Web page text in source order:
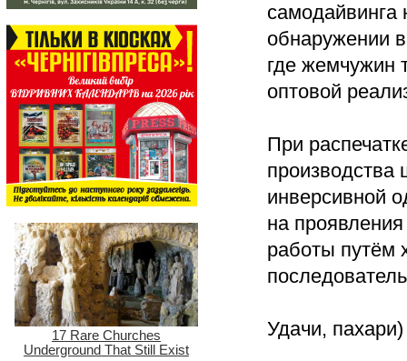
самодайвинга
обнаружении
где жемчужин
оптовой
При
производства
инверсивной
на
работы путём
Удачи, пахари)